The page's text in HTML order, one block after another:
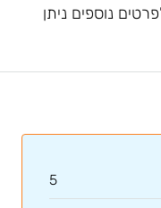
נוספים ניתן
5